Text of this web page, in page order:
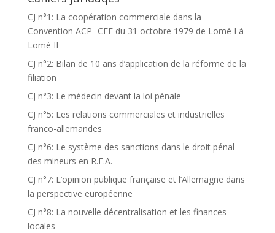
CJ n°1: La coopération commerciale dans la
Convention ACP- CEE du 31 octobre 1979 de Lomé I à
Lomé II
CJ n°2: Bilan de 10 ans d’application de la réforme de la
filiation
CJ n°3: Le médecin devant la loi pénale
CJ n°5: Les relations commerciales et industrielles
franco-allemandes
CJ n°6: Le système des sanctions dans le droit pénal
des mineurs en R.F.A.
CJ n°7: L’opinion publique française et l’Allemagne dans
la perspective européenne
CJ n°8: La nouvelle décentralisation et les finances
locales